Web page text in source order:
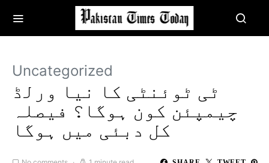
Uncategorized
ٹی ٹوئنٹی کا نیا ورلڈ
چیمپئن کون ہوگا؟ فیصلہ
کل دبئی میں ہوگا